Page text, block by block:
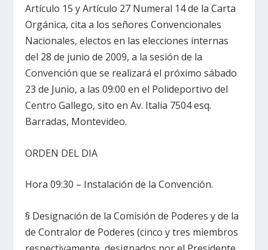
Artículo 15 y Artículo 27 Numeral 14 de la Carta
Orgánica, cita a los señores Convencionales
Nacionales, electos en las elecciones internas
del 28 de junio de 2009, a la sesión de la
Convención que se realizará el próximo sábado
23 de Junio, a las 09:00 en el Polideportivo del
Centro Gallego, sito en Av. Italia 7504 esq.
Barradas, Montevideo.
ORDEN DEL DIA
Hora 09:30 – Instalación de la Convención.
§ Designación de la Comisión de Poderes y de la
de Contralor de Poderes (cinco y tres miembros